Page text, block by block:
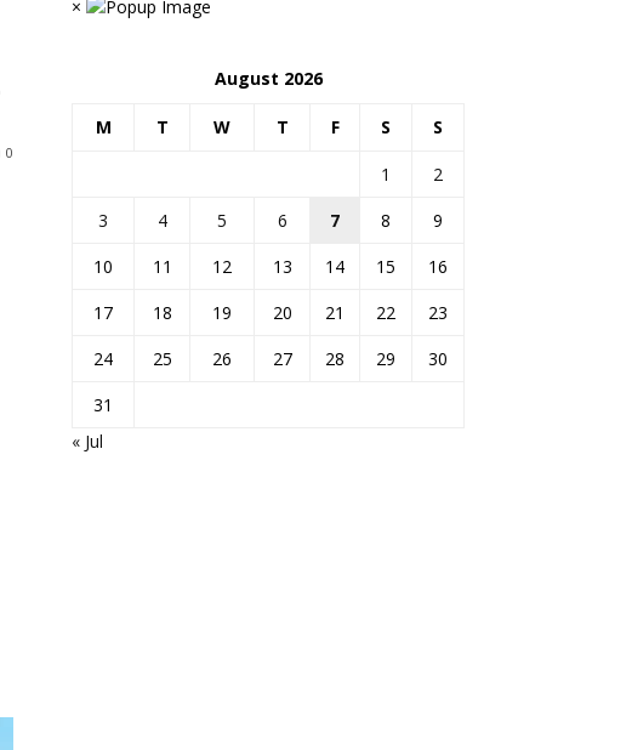
0
×
August 2026
M T W T F S S
1
2
3
4 5 6 7 8
9
10
11 12 13 14 15
16
17
18 19 20 21 22
23
24
25 26 27 28 29
30
31
« Jul